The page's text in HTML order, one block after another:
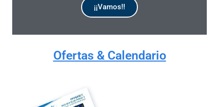
¡¡Vamos!!
Ofertas & Calendario